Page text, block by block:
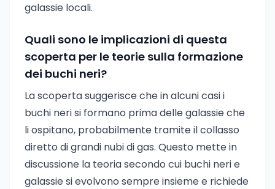
galassie locali.
Quali sono le implicazioni di questa
scoperta per le teorie sulla formazione
dei buchi neri?
La scoperta suggerisce che in alcuni casi i
buchi neri si formano prima delle galassie che
li ospitano, probabilmente tramite il collasso
diretto di grandi nubi di gas. Questo mette in
discussione la teoria secondo cui buchi neri e
galassie si evolvono sempre insieme e richiede